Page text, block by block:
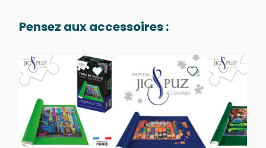
Provenance Fabriqué en France
EAN 3667232000955
Nombre de pièces 2000 pièces
Dimensions 98 x 69 cm
Pensez aux accessoires :